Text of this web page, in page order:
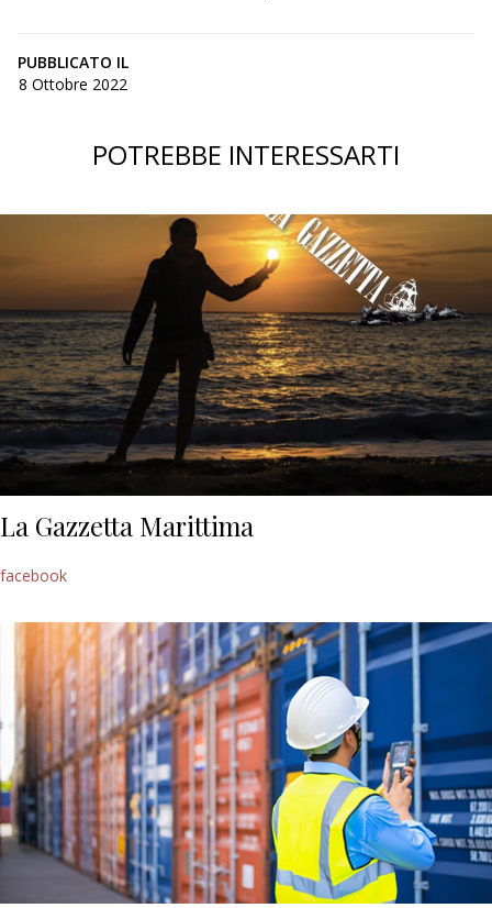
PUBBLICATO IL
8 Ottobre 2022
POTREBBE INTERESSARTI
La Gazzetta Marittima
facebook